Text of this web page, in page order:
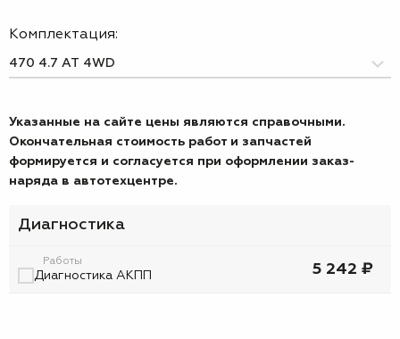
Комплектация:
Указанные на сайте цены являются справочными.
Окончательная стоимость работ и запчастей
формируется и согласуется при оформлении заказ-
наряда в автотехцентре.
Диагностика
Работы
Диагностика АКПП 5 242 ₽